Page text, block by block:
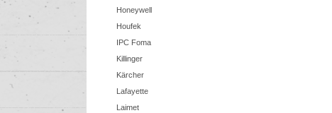
Honeywell
Houfek
IPC Foma
Killinger
Kärcher
Lafayette
Laimet